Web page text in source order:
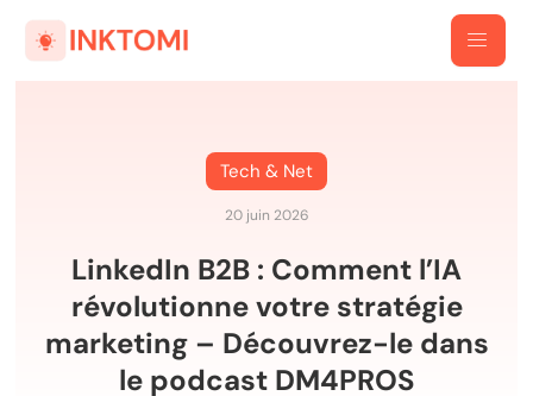
Tech & Net
20 juin 2026
LinkedIn B2B : Comment l’IA
révolutionne votre stratégie
marketing – Découvrez-le dans
le podcast DM4PROS